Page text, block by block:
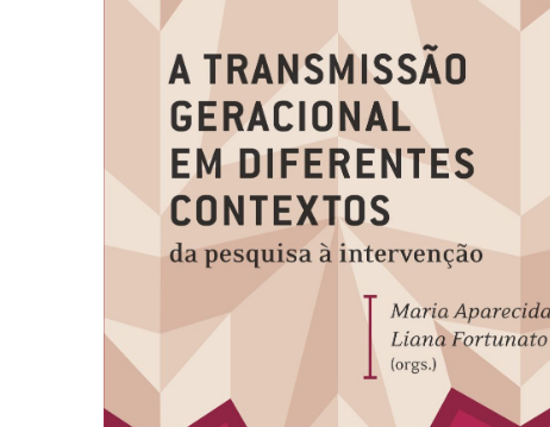
Administração, RH (77)
Autoajuda (95)
Cinema (23)
Corpo e Movimento (226)
Culinária, Alimentação (14)
Educação Especial (39)
Gestalt-terapia (93)
Literatura Erótica (11)
PNL (Programação Neurolingüística) (41)
Publicidade, Propaganda e Marketing (33)
Relações Públicas e Comunicação Empresarial
(31)
Sem categoria (0)
Terapia Ocupacional (21)
Vida Prática (32)